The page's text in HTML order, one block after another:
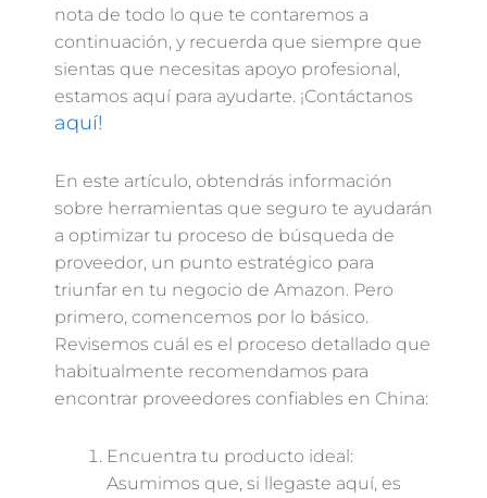
nota de todo lo que te contaremos a
continuación, y recuerda que siempre que
sientas que necesitas apoyo profesional,
estamos aquí para ayudarte. ¡Contáctanos
aquí!
En este artículo, obtendrás información
sobre herramientas que seguro te ayudarán
a optimizar tu proceso de búsqueda de
proveedor, un punto estratégico para
triunfar en tu negocio de Amazon. Pero
primero, comencemos por lo básico.
Revisemos cuál es el proceso detallado que
habitualmente recomendamos para
encontrar proveedores confiables en China:
Encuentra tu producto ideal:
Asumimos que, si llegaste aquí, es